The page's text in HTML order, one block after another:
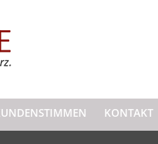
KONTAKT